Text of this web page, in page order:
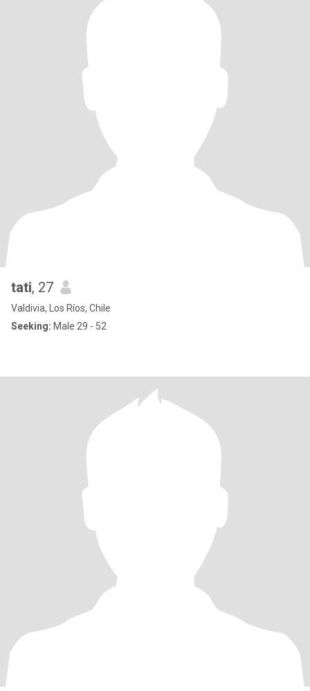
tati, 27
Valdivia, Los Ríos, Chile
Seeking: Male 29 - 52